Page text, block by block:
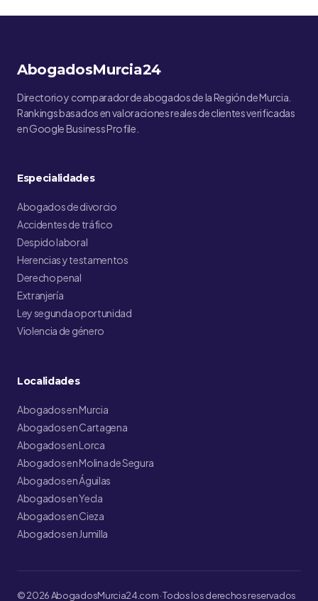
AbogadosMurcia24
Directorio y comparador de abogados de la Región de Murcia.
Rankings basados en valoraciones reales de clientes verificadas
en Google Business Profile.
Especialidades
Abogados de divorcio
Accidentes de tráfico
Despido laboral
Herencias y testamentos
Derecho penal
Extranjería
Ley segunda oportunidad
Violencia de género
Localidades
Abogados en Murcia
Abogados en Cartagena
Abogados en Lorca
Abogados en Molina de Segura
Abogados en Águilas
Abogados en Yecla
Abogados en Cieza
Abogados en Jumilla
© 2026 AbogadosMurcia24.com · Todos los derechos reservados